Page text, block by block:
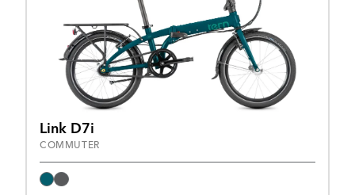
Link D7i
COMMUTER